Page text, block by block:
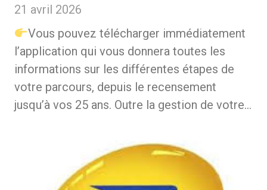
21 avril 2026
Vous pouvez télécharger immédiatement
l’application qui vous donnera toutes les
informations sur les différentes étapes de
votre parcours, depuis le recensement
jusqu’à vos 25 ans. Outre la gestion de votre…